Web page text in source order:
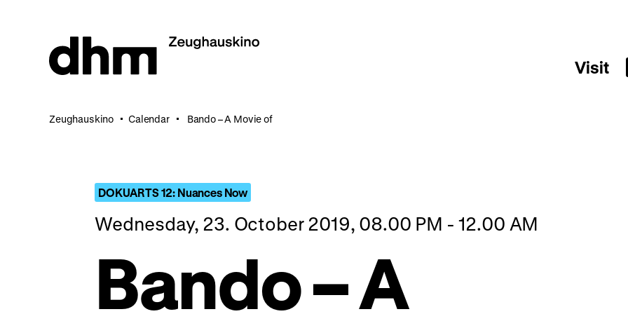
Visit
Zeughauskino Calendar Bando – A Movie of
DOKUARTS 12: Nuances Now
Wednesday, 23. October 2019, 08.00 PM - 12.00 AM
Bando – A